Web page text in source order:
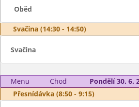
Oběd
Svačina (14:30 - 14:50)
Svačina
Menu Chod
Pondělí 30. 6.
Přesnídávka (8:50 - 9:15)